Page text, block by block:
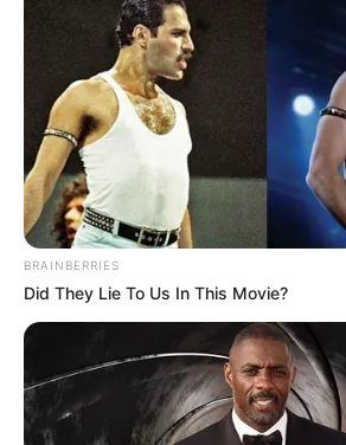
Círculo
BRAINBERRIES
Did They Lie To Us In This Movie?